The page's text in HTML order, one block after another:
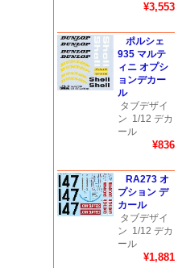
¥3,553
ポルシェ
935 マルテ
ィニ オプシ
ョンデカー
ル
タブデザイ
ン 1/12 デカ
ール
¥836
RA273 オ
プション デ
カール
タブデザイ
ン 1/12 デカ
ール
¥1,881